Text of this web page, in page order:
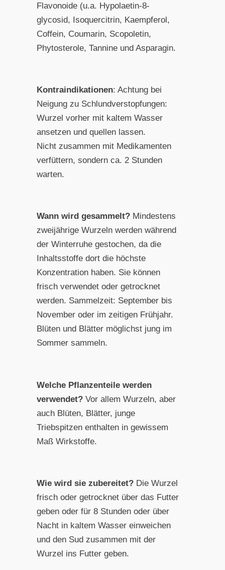
Flavonoide (u.a. Hypolaetin-8-
glycosid, Isoquercitrin, Kaempferol,
Coffein, Coumarin, Scopoletin,
Phytosterole, Tannine und Asparagin.
Kontraindikationen: Achtung bei
Neigung zu Schlundverstopfungen:
Wurzel vorher mit kaltem Wasser
ansetzen und quellen lassen.
Nicht zusammen mit Medikamenten
verfüttern, sondern ca. 2 Stunden
warten.
Wann wird gesammelt?Mindestens
zweijährige Wurzeln werden während
der Winterruhe gestochen, da die
Inhaltsstoffe dort die höchste
Konzentration haben. Sie können
frisch verwendet oder getrocknet
werden. Sammelzeit: September bis
November oder im zeitigen Frühjahr.
Blüten und Blätter möglichst jung im
Sommer sammeln.
Welche Pflanzenteile werden
verwendet? Vor allem Wurzeln, aber
auch Blüten, Blätter, junge
Triebspitzen enthalten in gewissem
Maß Wirkstoffe.
Wie wird sie zubereitet?Die Wurzel
frisch oder getrocknet über das Futter
geben oder für 8 Stunden oder über
Nacht in kaltem Wasser einweichen
und den Sud zusammen mit der
Wurzel ins Futter geben.